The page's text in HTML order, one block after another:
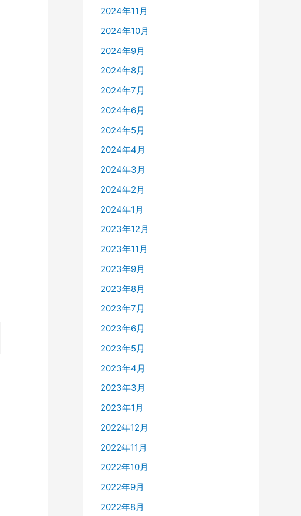
2024年11月
2024年10月
2024年9月
2024年8月
2024年7月
2024年6月
2024年5月
2024年4月
2024年3月
2024年2月
2024年1月
2023年12月
2023年11月
2023年9月
2023年8月
2023年7月
2023年6月
2023年5月
2023年4月
2023年3月
2023年1月
2022年12月
2022年11月
2022年10月
2022年9月
2022年8月